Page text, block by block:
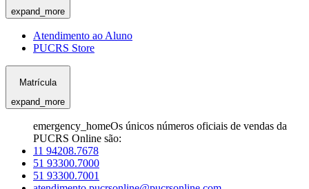
expand_more
Atendimento ao Aluno
PUCRS Store
Matrícula
expand_more
emergency_homeOs únicos números oficiais de vendas da
PUCRS Online são:
11 94208.7678
51 93300.7000
51 93300.7001